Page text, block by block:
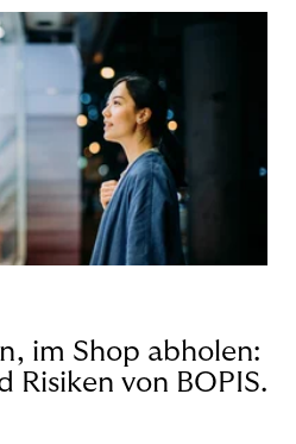
im Shop abholen:
Risiken von BOPIS.